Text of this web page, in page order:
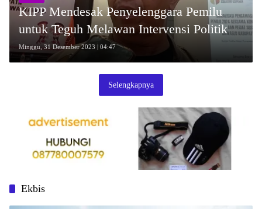
KIPP Mendesak Penyelenggara Pemilu
untuk Teguh Melawan Intervensi Politik
Minggu, 31 Desember 2023 | 04:47
Selengkapnya
Ekbis